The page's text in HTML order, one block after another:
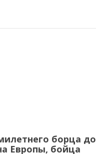
борца до
Европы, бойца